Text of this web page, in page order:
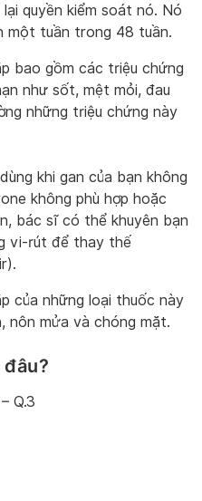
quyền kiểm soát nó. Nó
một tuần trong 48 tuần.
bao gồm các triệu chứng
như sốt, mệt mỏi, đau
những triệu chứng này
khi gan của bạn không
không phù hợp hoặc
bác sĩ có thể khuyên bạn
vi-rút để thay thế
của những loại thuốc này
nôn mửa và chóng mặt.
Q.3